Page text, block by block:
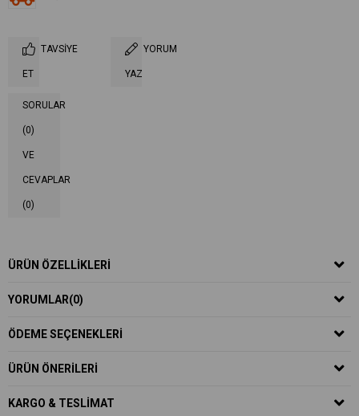
TAVSIYE
ET
YORUM
YAZ
SORULAR
(0)
VE
CEVAPLAR
(0)
ÜRÜN ÖZELLIKLERI
YORUMLAR(0)
ÖDEME SEÇENEKLERI
ÜRÜN ÖNERILERI
KARGO & TESLIMAT